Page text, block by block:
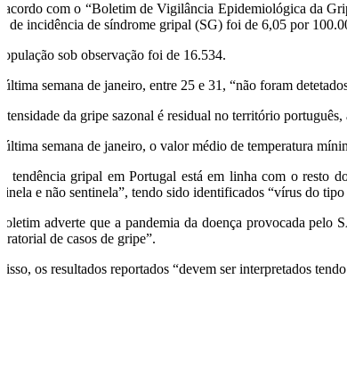
acordo com o “Boletim de Vigilância Epidemiológica da
de incidência de síndrome gripal (SG) foi de 6,05 por
sob observação foi de 16.534.
última semana de janeiro, entre 25 e 31, “não foram
da gripe sazonal é residual no território
última semana de janeiro, o valor médio de temperatura
tendência gripal em Portugal está em linha com o resto
e não sentinela”, tendo sido identificados “vírus do
adverte que a pandemia da doença provocada pelo
de casos de gripe”.
isso, os resultados reportados “devem ser interpretados